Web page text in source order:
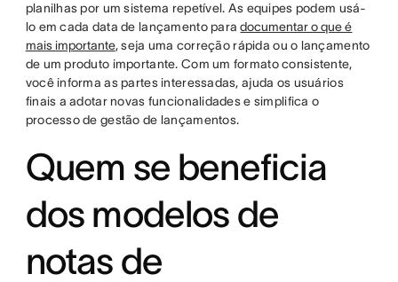
planilhas por um sistema repetível. As equipes podem usá-
lo em cada data de lançamento paradocumentar o que é
mais importante, seja uma correção rápida ou o lançamento
de um produto importante. Com um formato consistente,
você informa as partes interessadas, ajuda os usuários
finais a adotar novas funcionalidades e simplifica o
processo de gestão de lançamentos.
Quem se beneficia
dos modelos de
notas de